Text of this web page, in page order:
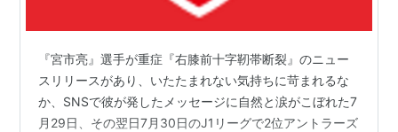
『宮市亮』選手が重症『右膝前十字靭帯断裂』のニュー
スリリースがあり、いたたまれない気持ちに苛まれるな
か、SNSで彼が発したメッセージに自然と涙がこぼれた7
月29日、その翌日7月30日のJ1リーグで2位アントラーズ